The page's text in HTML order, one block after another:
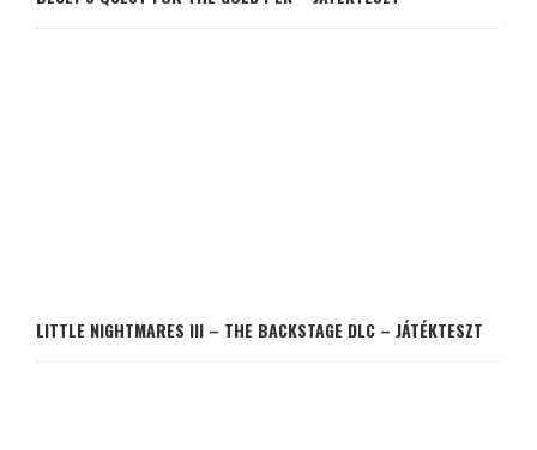
LITTLE NIGHTMARES III – THE BACKSTAGE DLC – JÁTÉKTESZT